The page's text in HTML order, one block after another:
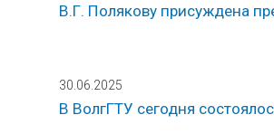
В.Г. Полякову присуждена
30.06.2025
В ВолгГТУ сегодня